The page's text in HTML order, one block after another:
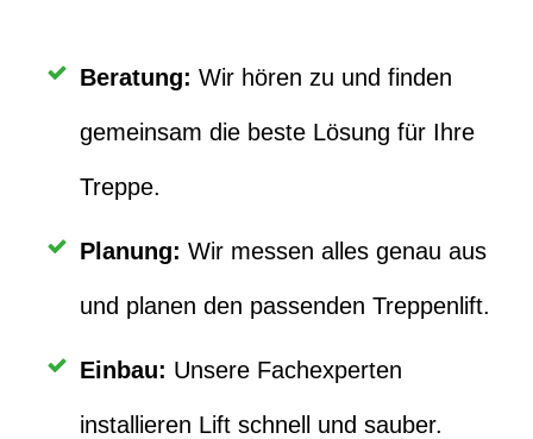
Beratung: Wir hören zu und finden
gemeinsam die beste Lösung für Ihre
Treppe.
Planung: Wir messen alles genau aus
und planen den passenden Treppenlift.
Einbau: Unsere Fachexperten
installieren Lift schnell und sauber.